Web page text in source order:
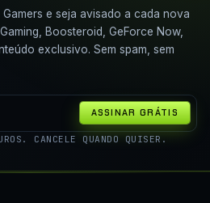
e seja avisado a cada nova
Boosteroid, GeForce Now,
exclusivo. Sem spam, sem
ASSINAR GRÁTIS
CANCELE QUANDO QUISER.